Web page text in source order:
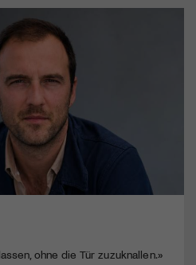
ohne die Tür zuzuknallen.»